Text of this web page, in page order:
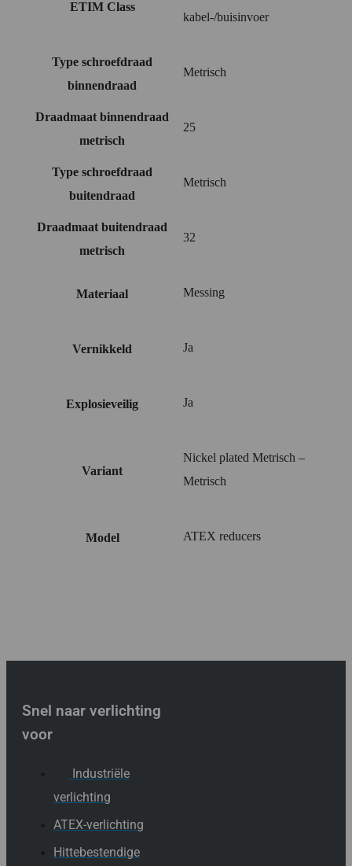
ETIM Class
kabel-/buisinvoer
Type schroefdraad
binnendraad
Metrisch
Draadmaat binnendraad
metrisch
25
Type schroefdraad
buitendraad
Metrisch
Draadmaat buitendraad
metrisch
32
Materiaal Messing
Vernikkeld Ja
Explosieveilig Ja
Variant
Nickel plated Metrisch –
Metrisch
Model ATEX reducers
Snel naar verlichting
voor
Industriële
verlichting
ATEX-verlichting
Hittebestendige